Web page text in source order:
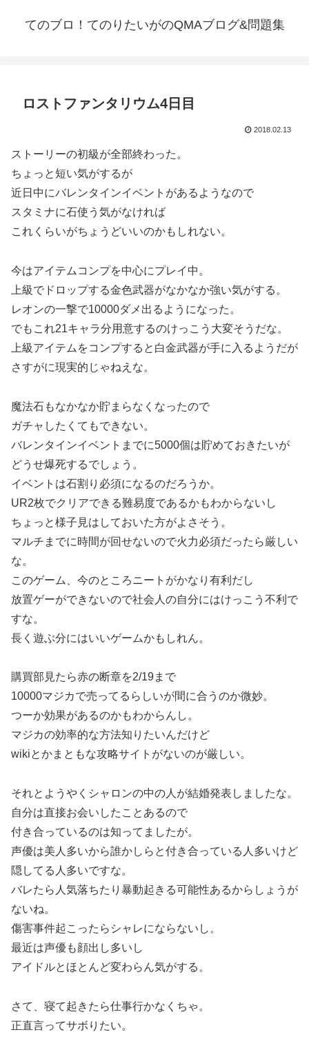
てのブロ！てのりたいがのQMAブログ&問題集
ロストファンタリウム4日目
2018.02.13
ストーリーの初級が全部終わった。
ちょっと短い気がするが
近日中にバレンタインイベントがあるようなので
スタミナに石使う気がなければ
これくらいがちょうどいいのかもしれない。
今はアイテムコンプを中心にプレイ中。
上級でドロップする金色武器がなかなか強い気がする。
レオンの一撃で10000ダメ出るようになった。
でもこれ21キャラ分用意するのけっこう大変そうだな。
上級アイテムをコンプすると白金武器が手に入るようだが
さすがに現実的じゃねえな。
魔法石もなかなか貯まらなくなったので
ガチャしたくてもできない。
バレンタインイベントまでに5000個は貯めておきたいが
どうせ爆死するでしょう。
イベントは石割り必須になるのだろうか。
UR2枚でクリアできる難易度であるかもわからないし
ちょっと様子見はしておいた方がよさそう。
マルチまでに時間が回せないので火力必須だったら厳しい
な。
このゲーム、今のところニートがかなり有利だし
放置ゲーができないので社会人の自分にはけっこう不利で
すな。
長く遊ぶ分にはいいゲームかもしれん。
購買部見たら赤の断章を2/19まで
10000マジカで売ってるらしいが間に合うのか微妙。
つーか効果があるのかもわからんし。
マジカの効率的な方法知りたいんだけど
wikiとかまともな攻略サイトがないのが厳しい。
それとようやくシャロンの中の人が結婚発表しましたな。
自分は直接お会いしたことあるので
付き合っているのは知ってましたが。
声優は美人多いから誰かしらと付き合っている人多いけど
隠してる人多いですな。
バレたら人気落ちたり暴動起きる可能性あるからしょうが
ないね。
傷害事件起こったらシャレにならないし。
最近は声優も顔出し多いし
アイドルとほとんど変わらん気がする。
さて、寝て起きたら仕事行かなくちゃ。
正直言ってサボりたい。